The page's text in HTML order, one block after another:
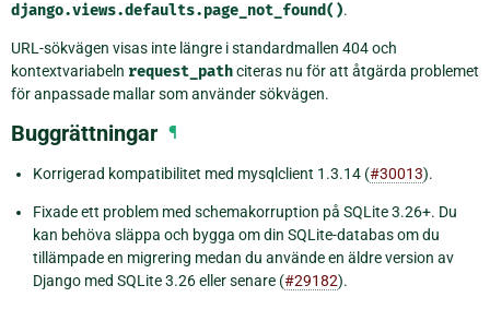
django.views.defaults.page_not_found().
URL-sökvägen visas inte längre i standardmallen 404 och
kontextvariabeln request_pathciteras nu för att åtgärda problemet
för anpassade mallar som använder sökvägen.
Buggrättningar ¶
Korrigerad kompatibilitet med mysqlclient 1.3.14 (#30013).
Fixade ett problem med schemakorruption på SQLite 3.26+. Du
kan behöva släppa och bygga om din SQLite-databas om du
tillämpade en migrering medan du använde en äldre version av
Django med SQLite 3.26 eller senare (#29182).